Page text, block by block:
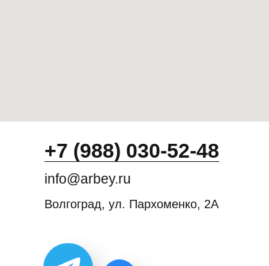
+7 (988) 030-52-48
info@arbey.ru
Волгоград, ул. Пархоменко, 2А